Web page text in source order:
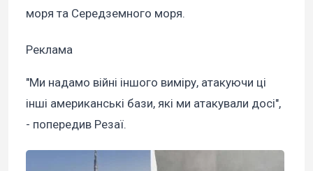
моря та Середземного моря.
Реклама
"Ми надамо війні іншого виміру, атакуючи ці
інші американські бази, які ми атакували досі",
- попередив Резаї.